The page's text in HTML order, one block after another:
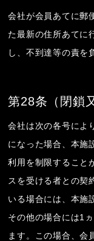
会社が会員あてに郵
た最新の住所あてに
し、不到達等の責を
第28条（閉鎖
会社は次の各号によ
になった場合、本施
利用を制限すること
スを受ける者との契
いる場合には、本施
その他の場合には1
ます。この場合、会